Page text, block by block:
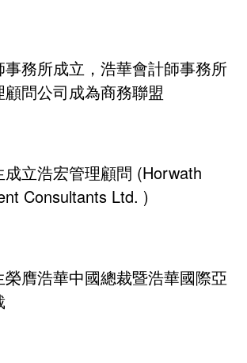
務所成立，浩華會計師事務所
問公司成為商務聯盟
立浩宏管理顧問 (Horwath
Consultants Ltd. )
膺浩華中國總裁暨浩華國際亞